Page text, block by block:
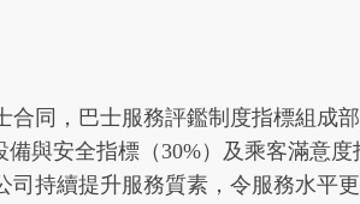
合同，巴士服務評鑑制度指標組成
與安全指標（30%）及乘客滿意度
持續提升服務質素，令服務水平